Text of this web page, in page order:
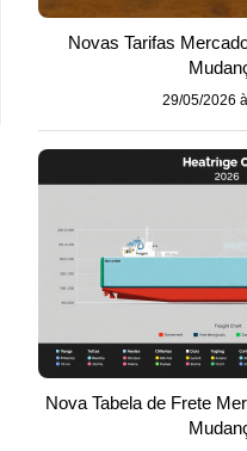
Novas Tarifas
29/05/2026
Nova Tabela de Frete